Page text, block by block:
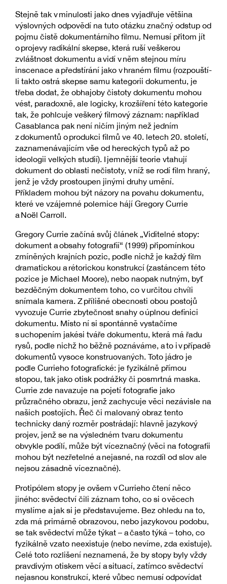
Stejně tak v minulosti jako dnes vyjadřuje většina
výslovných odpovědí na tuto otázku značný odstup od
pojmu čistě dokumentárního filmu. Nemusí přitom jít
o projevy radikální skepse, která ruší veškerou
zvláštnost dokumentu a vidí v něm stejnou míru
inscenace a předstírání jako v hraném filmu (rozpouští-
li takto ostrá skepse samu kategorii dokumentu, je
třeba dodat, že obhajoby čistoty dokumentu mohou
vést, paradoxně, ale logicky, k rozšíření této kategorie
tak, že pohlcuje veškerý filmový záznam: například
Casablanca pak není ničím jiným než jedním
z dokumentů o produkci filmů ve 40. letech 20. století,
zaznamenávajícím vše od hereckých typů až po
ideologii velkých studií). I jemnější teorie vtahují
dokument do oblasti nečistoty, v níž se rodí film hraný,
jenž je vždy prostoupen jinými druhy umění.
Příkladem mohou být názory na povahu dokumentu,
které ve vzájemné polemice hájí Gregory Currie
a Noël Carroll.
Gregory Currie začíná svůj článek „Viditelné stopy:
dokument a obsahy fotografií“ (1999) připomínkou
zmíněných krajních pozic, podle nichž je každý film
dramatickou a rétorickou konstrukcí (zastáncem této
pozice je Michael Moore), nebo naopak nutným, byť
bezděčným dokumentem toho, co v určitou chvíli
snímala kamera. Z přílišné obecnosti obou postojů
vyvozuje Currie zbytečnost snahy o úplnou definici
dokumentu. Místo ní si spontánně vystačíme
s uchopením jakési tváře dokumentu, která má řadu
rysů, podle nichž ho běžně poznáváme, a to i v případě
dokumentů vysoce konstruovaných. Toto jádro je
podle Currieho fotografické: je fyzikálně přímou
stopou, tak jako otisk podrážky či posmrtná maska.
Currie zde navazuje na pojetí fotografie jako
průzračného obrazu, jenž zachycuje věci nezávisle na
našich postojích. Řeč či malovaný obraz tento
technicky daný rozměr postrádají: hlavně jazykový
projev, jenž se na výsledném tvaru dokumentu
obvykle podílí, může být víceznačný (věci na fotografii
mohou být nezřetelné a nejasné, na rozdíl od slov ale
nejsou zásadně víceznačné).
Protipólem stopy je ovšem v Currieho čtení něco
jiného: svědectví čili záznam toho, co si o věcech
myslíme a jak si je představujeme. Bez ohledu na to,
zda má primárně obrazovou, nebo jazykovou podobu,
se tak svědectví může týkat – a často týká – toho, co
fyzikálně vzato neexistuje (nebo nevíme, zda existuje).
Celé toto rozlišení neznamená, že by stopy byly vždy
pravdivým otiskem věcí a situací, zatímco svědectví
nejasnou konstrukcí, které vůbec nemusí odpovídat